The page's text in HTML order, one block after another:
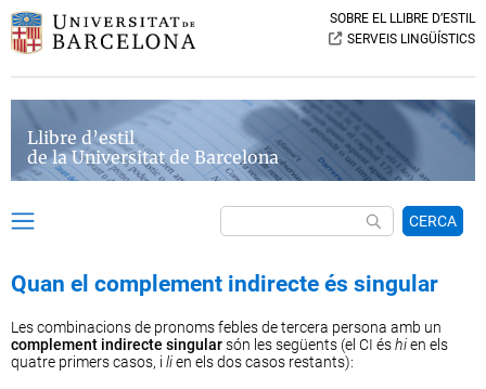
SOBRE EL LLIBRE D’ESTIL
SERVEIS LINGÜÍSTICS
Llibre d’estil
de la Universitat de Barcelona
CERCA
Quan el complement indirecte és singular
Les combinacions de pronoms febles de tercera persona amb un
complement indirecte singularsón les següents (el CI éshien els
quatre primers casos, i lien els dos casos restants):